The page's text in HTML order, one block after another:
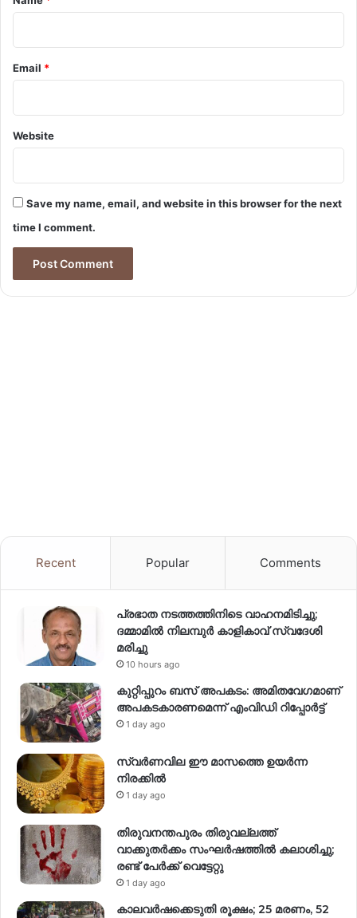
Email *
Website
Save my name, email, and website in this browser for the next
time I comment.
Recent Popular Comments
പ്രഭാത നടത്തത്തിനിടെ വാഹനമിടിച്ചു;
ദമ്മാമിൽ നിലമ്പുർ കാളികാവ് സ്വദേശി
മരിച്ചു
10 hours ago
കുറ്റിപ്പുറം ബസ് അപകടം: അമിതവേഗമാണ്
അപകടകാരണമെന്ന് എംവിഡി റിപ്പോർട്ട്
1 day ago
സ്വര്‍ണവില ഈ മാസത്തെ ഉയര്‍ന്ന
നിരക്കില്‍
1 day ago
തിരുവനന്തപുരം തിരുവല്ലത്ത്
വാക്കുതർക്കം സംഘർഷത്തിൽ കലാശിച്ചു;
രണ്ട് പേർക്ക് വെട്ടേറ്റു
1 day ago
കാലവർഷക്കെടുതി രൂക്ഷം; 25 മരണം, 52